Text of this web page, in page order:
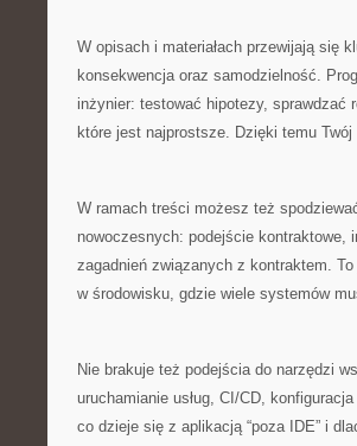
W opisach i materiałach przewijają się
konsekwencja oraz samodzielność.
inżynier: testować hipotezy, sprawdzać
które jest najprostsze. Dzięki temu
W ramach treści możesz też
nowoczesnych: podejście kontraktowe,
zagadnień związanych z kontraktem.
w środowisku, gdzie wiele systemów
Nie brakuje też podejścia do narzędzi
uruchamianie usług, CI/CD,
co dzieje się z aplikacją “poza IDE” i